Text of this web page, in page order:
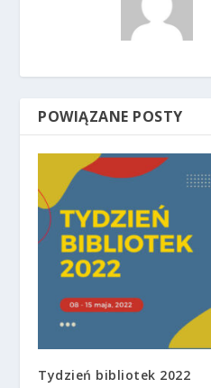
POWIĄZANE POSTY
Tydzień bibliotek 2022